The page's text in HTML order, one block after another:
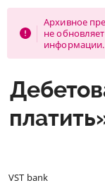
Архивное
не
информации.
VST bank